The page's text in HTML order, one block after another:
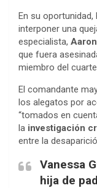
En su oportunidad,
interponer una
especialista,
que fuera
miembro del
El comandante
los alegatos por
“tomados en
la investigación
entre la
Vanessa
hija de